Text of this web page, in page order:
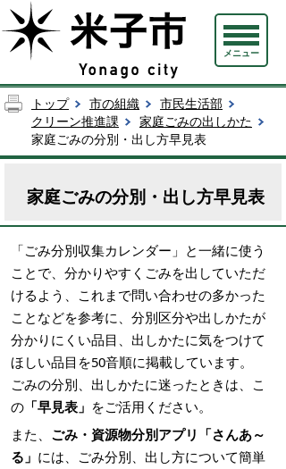
メニュー
トップ 市の組織
市民生活部
クリーン推進課
家庭ごみの出しかた
家庭ごみの分別・出し方早見表
家庭ごみの分別・出し方早見表
「ごみ分別収集カレンダー」と一緒に使う
ことで、分かりやすくごみを出していただ
けるよう、これまで問い合わせの多かった
ことなどを参考に、分別区分や出しかたが
分かりにくい品目、出しかたに気をつけて
ほしい品目を50音順に掲載しています。
ごみの分別、出しかたに迷ったときは、こ
の 「早見表」 をご活用ください。
また、 ごみ・資源物分別アプリ「さんあ～
る」 には、ごみ分別、出し方について簡単